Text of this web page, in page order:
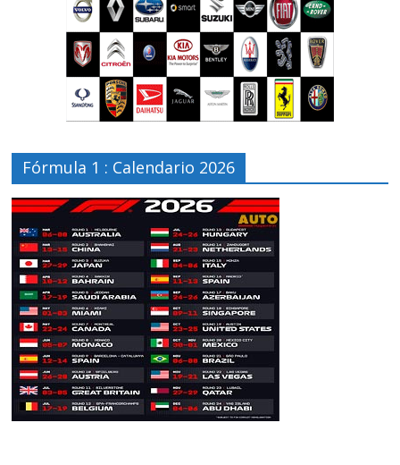
Fórmula 1 : Calendario 2026